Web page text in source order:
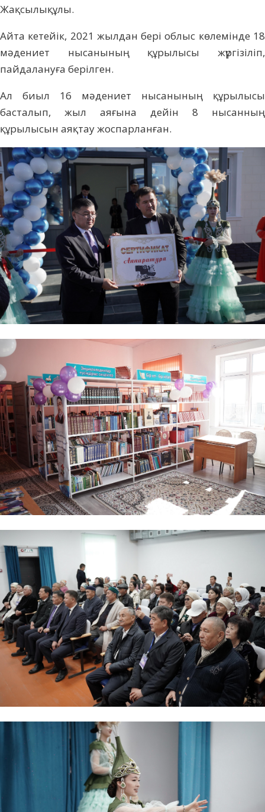
Жақсылықұлы.
Айта кетейік, 2021 жылдан бері облыс көлемінде 18
мәдениет нысанының құрылысы жүргізіліп,
пайдалануға берілген.
Ал биыл 16 мәдениет нысанының құрылысы
басталып, жыл аяғына дейін 8 нысанның
құрылысын аяқтау жоспарланған.